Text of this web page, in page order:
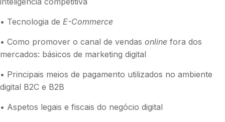
• Tecnologia de E-Commerce
• Como promover o canal de vendas online fora dos
mercados: básicos de marketing digital
• Principais meios de pagamento utilizados no ambiente
digital B2C e B2B
• Aspetos legais e fiscais do negócio digital